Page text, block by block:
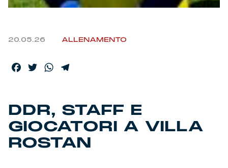
20.05.26 ALLENAMENTO
Facebook
TwitterWhatsApp
DDR, STAFF E
GIOCATORI A VILLA
ROSTAN